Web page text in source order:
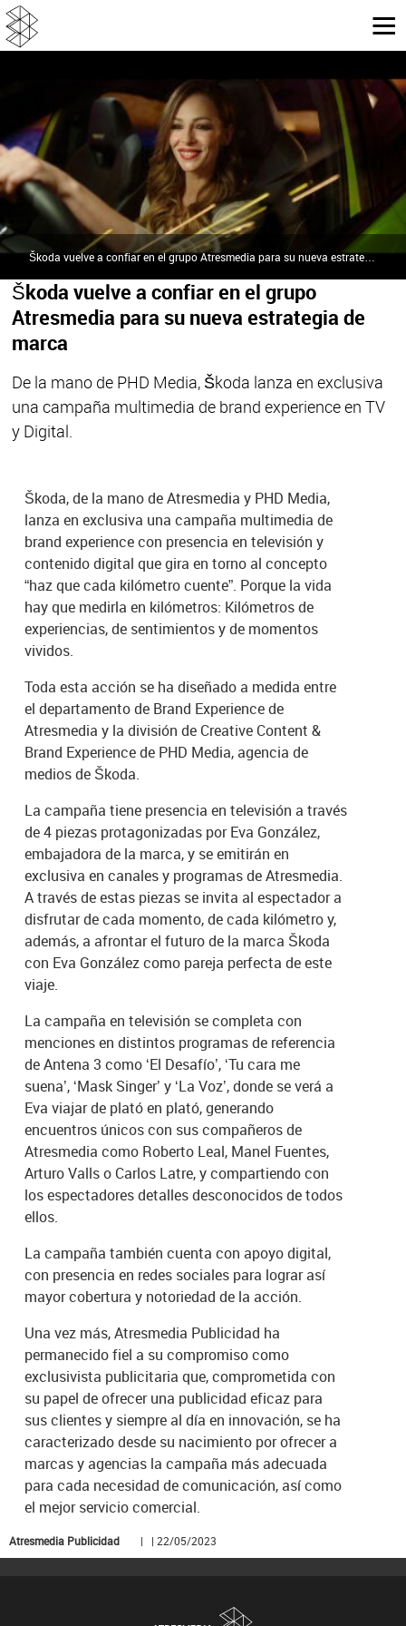
Škoda vuelve a confiar en el grupo
Atresmedia para su nueva estrategia de
marca
De la mano de PHD Media, Škoda lanza en exclusiva
una campaña multimedia de brand experience en TV
y Digital.
Škoda vuelve a confiar en el grupo Atresmedia para su nueva estrategia de marcahaz que cada kilómetro cuente” | Atresmedia Publicidad
Škoda, de la mano de Atresmedia y PHD Media,
lanza en exclusiva una campaña multimedia de
brand experience con presencia en televisión y
contenido digital que gira en torno al concepto
“haz que cada kilómetro cuente”. Porque la vida
hay que medirla en kilómetros: Kilómetros de
experiencias, de sentimientos y de momentos
vividos.
Toda esta acción se ha diseñado a medida entre
el departamento de Brand Experience de
Atresmedia y la división de Creative Content &
Brand Experience de PHD Media, agencia de
medios de Škoda.
La campaña tiene presencia en televisión a través
de 4 piezas protagonizadas por Eva González,
embajadora de la marca, y se emitirán en
exclusiva en canales y programas de Atresmedia.
A través de estas piezas se invita al espectador a
disfrutar de cada momento, de cada kilómetro y,
además, a afrontar el futuro de la marca Škoda
con Eva González como pareja perfecta de este
viaje.
La campaña en televisión se completa con
menciones en distintos programas de referencia
de Antena 3 como ‘El Desafío’, ‘Tu cara me
suena’, ‘Mask Singer’ y ‘La Voz’, donde se verá a
Eva viajar de plató en plató, generando
encuentros únicos con sus compañeros de
Atresmedia como Roberto Leal, Manel Fuentes,
Arturo Valls o Carlos Latre, y compartiendo con
los espectadores detalles desconocidos de todos
ellos.
La campaña también cuenta con apoyo digital,
con presencia en redes sociales para lograr así
mayor cobertura y notoriedad de la acción.
Una vez más, Atresmedia Publicidad ha
permanecido fiel a su compromiso como
exclusivista publicitaria que, comprometida con
su papel de ofrecer una publicidad eficaz para
sus clientes y siempre al día en innovación, se ha
caracterizado desde su nacimiento por ofrecer a
marcas y agencias la campaña más adecuada
para cada necesidad de comunicación, así como
el mejor servicio comercial.
Atresmedia Publicidad | | 22/05/2023